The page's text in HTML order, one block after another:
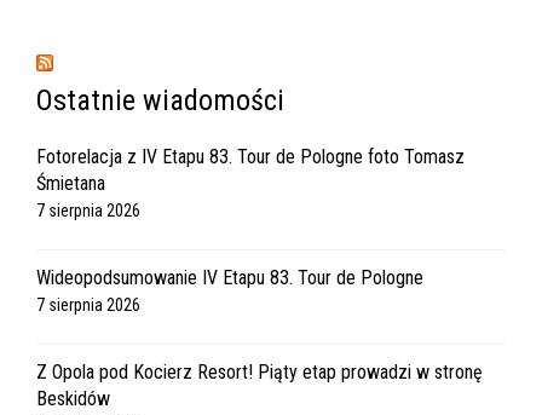
Ostatnie wiadomości
Fotorelacja z IV Etapu 83. Tour de Pologne foto Tomasz
Śmietana
7 sierpnia 2026
Wideopodsumowanie IV Etapu 83. Tour de Pologne
7 sierpnia 2026
Z Opola pod Kocierz Resort! Piąty etap prowadzi w stronę
Beskidów